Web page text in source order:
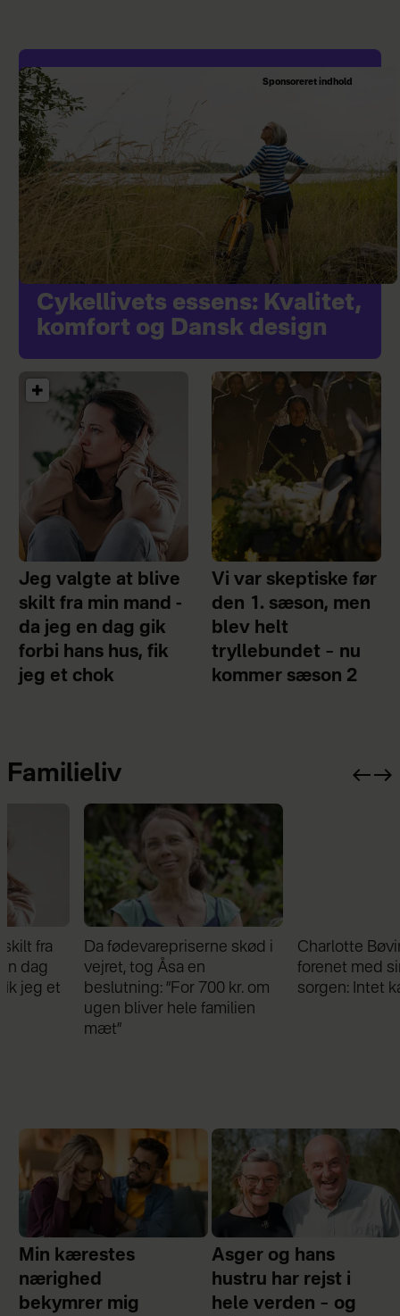
Sponsoreret indhold
Cykellivets essens: Kvalitet,
komfort og Dansk design
Jeg valgte at blive
skilt fra min mand -
da jeg en dag gik
forbi hans hus, fik
jeg et chok
Vi var skeptiske før
den 1. sæson, men
blev helt
tryllebundet – nu
kommer sæson 2
Familieliv
Da fødevarepriserne skød i
vejret, tog Åsa en
beslutning: ”For 700 kr. om
ugen bliver hele familien
Charlotte Bøving blev
forenet med sin bror i
sorgen: Intet kan skille os
Min kærestes
nærighed
bekymrer mig
Asger og hans
hustru har rejst i
hele verden – og